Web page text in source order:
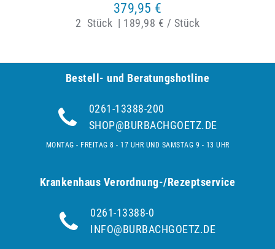
379,95 €
2 Stück | 189,98 € / Stück
Bestell- und Be­ra­tungs­hot­line
0261-13388-200
SHOP@BURBACHGOETZ.DE
MONTAG - FREITAG 8 - 17 UHR UND SAMSTAG 9 - 13 UHR
Krankenhaus Verordnung-/Rezeptservice
0261-13388-0
INFO@BURBACHGOETZ.DE